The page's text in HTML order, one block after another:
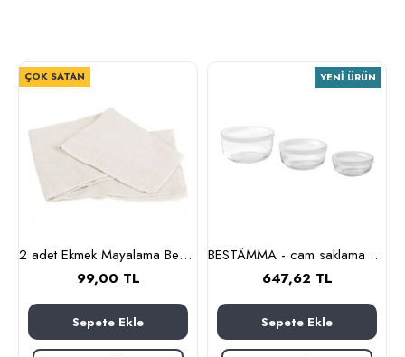
ÇOK SATAN
2 adet Ekmek Mayalama Bezi 50x70 cm, %100 Pamuk Amerikan Pasa Bezi
99,00 TL
Sepete Ekle
YENI ÜRÜN
BESTÄMMA - cam saklama kabı seti (cam)
647,62 TL
Sepete Ekle